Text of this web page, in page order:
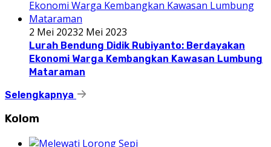
2 Mei 20232 Mei 2023
Lurah Bendung Didik Rubiyanto: Berdayakan
Ekonomi Warga Kembangkan Kawasan Lumbung
Mataraman
Selengkapnya
Kolom